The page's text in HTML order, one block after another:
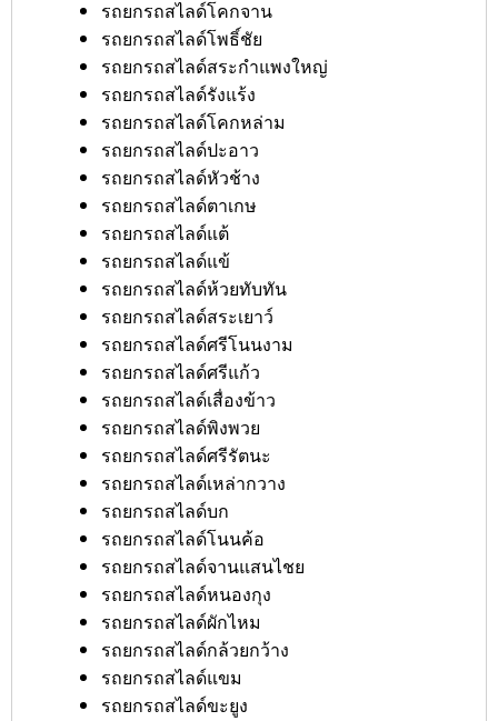
รถยกรถสไลด์โคกจาน
รถยกรถสไลด์โพธิ์ชัย
รถยกรถสไลด์สระกำแพงใหญ่
รถยกรถสไลด์รังแร้ง
รถยกรถสไลด์โคกหล่าม
รถยกรถสไลด์ปะอาว
รถยกรถสไลด์หัวช้าง
รถยกรถสไลด์ตาเกษ
รถยกรถสไลด์แต้
รถยกรถสไลด์แข้
รถยกรถสไลด์ห้วยทับทัน
รถยกรถสไลด์สระเยาว์
รถยกรถสไลด์ศรีโนนงาม
รถยกรถสไลด์ศรีแก้ว
รถยกรถสไลด์เสื่องข้าว
รถยกรถสไลด์พิงพวย
รถยกรถสไลด์ศรีรัตนะ
รถยกรถสไลด์เหล่ากวาง
รถยกรถสไลด์บก
รถยกรถสไลด์โนนค้อ
รถยกรถสไลด์จานแสนไชย
รถยกรถสไลด์หนองกุง
รถยกรถสไลด์ผักไหม
รถยกรถสไลด์กล้วยกว้าง
รถยกรถสไลด์แขม
รถยกรถสไลด์ขะยูง